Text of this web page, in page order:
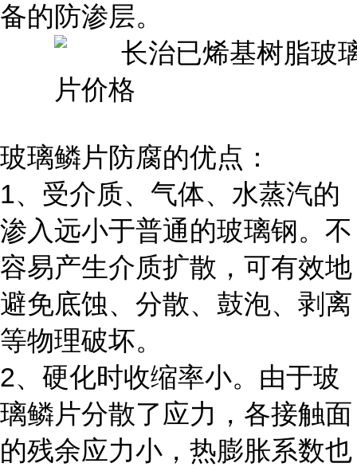
备的防渗层。
玻璃鳞片防腐的优点：
1、受介质、气体、水蒸汽的
渗入远小于普通的玻璃钢。不
容易产生介质扩散，可有效地
避免底蚀、分散、鼓泡、剥离
等物理破坏。
2、硬化时收缩率小。由于玻
璃鳞片分散了应力，各接触面
的残余应力小，热膨胀系数也